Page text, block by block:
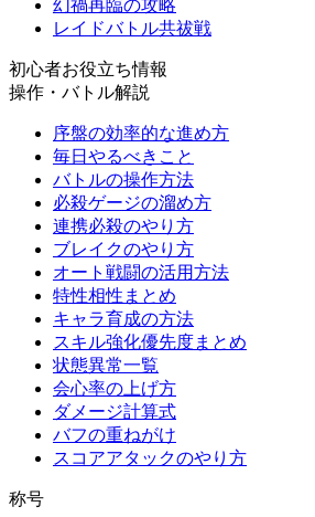
幻禍再臨の攻略
レイドバトル共祓戦
初心者お役立ち情報
操作・バトル解説
序盤の効率的な進め方
毎日やるべきこと
バトルの操作方法
必殺ゲージの溜め方
連携必殺のやり方
ブレイクのやり方
オート戦闘の活用方法
特性相性まとめ
キャラ育成の方法
スキル強化優先度まとめ
状態異常一覧
会心率の上げ方
ダメージ計算式
バフの重ねがけ
スコアアタックのやり方
称号